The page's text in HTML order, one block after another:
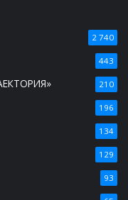
2 740
443
210
196
134
129
93